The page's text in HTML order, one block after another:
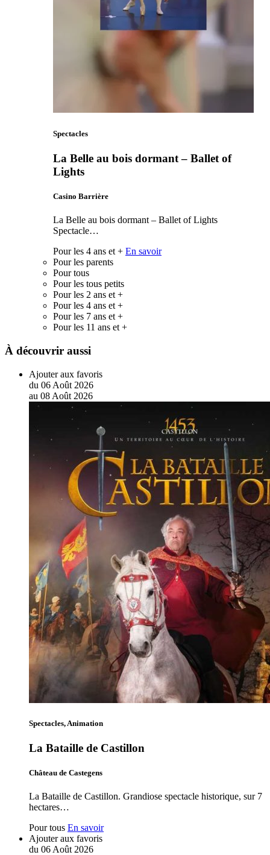
Spectacles
La Belle au bois dormant – Ballet of
Lights
Casino Barrière
La Belle au bois dormant – Ballet of Lights
Spectacle…
Pour les 4 ans et + En savoir
Pour les parents
Pour tous
Pour les tous petits
Pour les 2 ans et +
Pour les 4 ans et +
Pour les 7 ans et +
Pour les 11 ans et +
À découvrir aussi
Ajouter aux favoris
du 06 Août 2026
au 08 Août 2026
Spectacles, Animation
La Bataille de Castillon
Château de Castegens
La Bataille de Castillon. Grandiose spectacle historique, sur 7
hectares…
Pour tous En savoir
Ajouter aux favoris
du 06 Août 2026